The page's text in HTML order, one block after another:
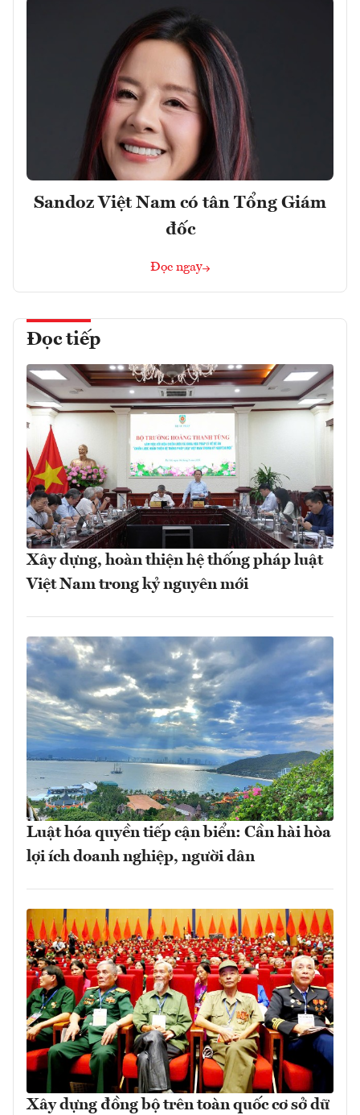
Sandoz Việt Nam có tân Tổng Giám
đốc
Đọc ngay
Đọc tiếp
Xây dựng, hoàn thiện hệ thống pháp luật
Việt Nam trong kỷ nguyên mới
Luật hóa quyền tiếp cận biển: Cần hài hòa
lợi ích doanh nghiệp, người dân
Xây dựng đồng bộ trên toàn quốc cơ sở dữ